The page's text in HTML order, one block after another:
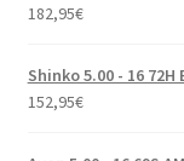
182,95€
Shinko 5.00 - 16
152,95€